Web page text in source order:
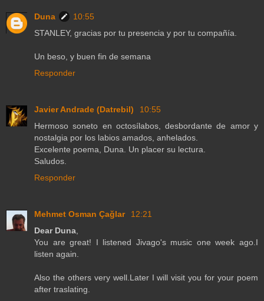
Duna
10:55
STANLEY, gracias por tu presencia y por tu compañía.
Un beso, y buen fin de semana
Responder
Javier Andrade (Datrebil)
10:55
Hermoso soneto en octosílabos, desbordante de amor y
nostalgia por los labios amados, anhelados.
Excelente poema, Duna. Un placer su lectura.
Saludos.
Responder
Mehmet Osman Çağlar
12:21
Dear Duna
You are great! I listened Jivago's music one week ago.I
listen again.
Also the others very well.Later I will visit you for your poem
after traslating.